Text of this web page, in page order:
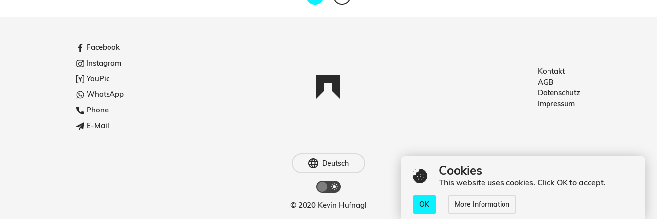
Cookies
This website uses cookies. Click OK to accept.
OK More Information
Facebook
Instagram
YouPic
WhatsApp
Phone
E-Mail
Kontakt
AGB
Datenschutz
Impressum
Deutsch
© 2020 Kevin Hufnagl